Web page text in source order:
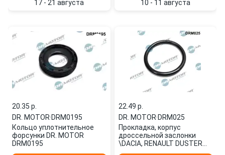
17 - 21 августа 10 - 11 августа
20.35 p.
DR. MOTOR·DRM0195
Кольцо уплотнительное
форсунки DR. MOTOR
DRM0195
22.49 p.
DR. MOTOR·DRM025
Прокладка, корпус
дроссельной заслонки
\DACIA, RENAULT DUSTER